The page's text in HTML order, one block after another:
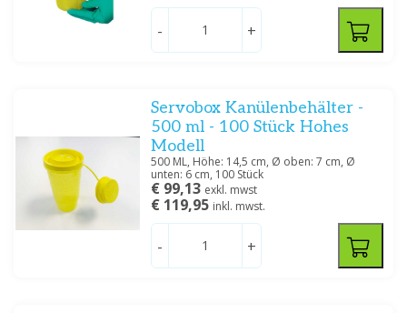
- +
Servobox Kanülenbehälter -
500 ml - 100 Stück Hohes
Modell
500 ML, Höhe: 14,5 cm, Ø oben: 7 cm, Ø
unten: 6 cm, 100 Stück
€ 99,13 exkl. mwst
€ 119,95 inkl. mwst.
- +